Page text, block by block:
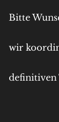
Bitte
wir
definitiven